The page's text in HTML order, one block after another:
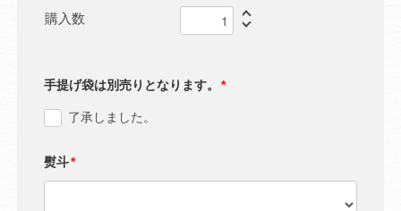
購入数
手提げ袋は別売りとなります。 *
了承しました。
熨斗*